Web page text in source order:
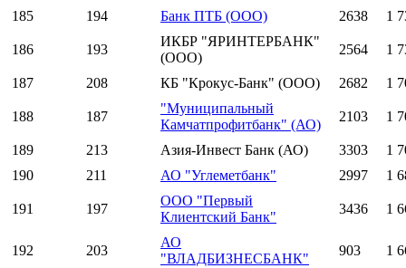
185
194 Банк ПТБ (ООО) 2638 1
186 193
ИКБР "ЯРИНТЕРБАНК"
(ООО)
2564 1
187 208 КБ "Крокус-Банк" (ООО) 2682 1
188 187
"Муниципальный
Камчатпрофитбанк" (АО)
2103 1
189 213 Азия-Инвест Банк (АО) 3303
1
190
211 АО "Углеметбанк" 2997 1
191 197
ООО "Первый
Клиентский Банк"
3436 1
192 203
АО
"ВЛАДБИЗНЕСБАНК"
903 1